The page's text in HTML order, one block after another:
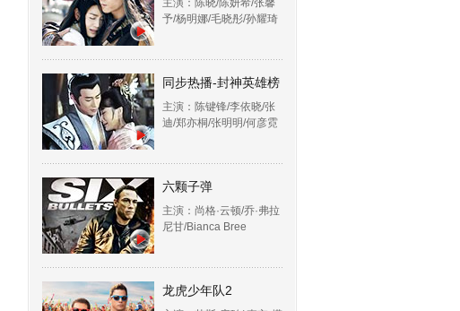
主演：陈晓/陈妍希/张馨
予/杨明娜/毛晓彤/孙耀琦
同步热播-封神英雄榜
主演：陈键锋/李依晓/张
迪/郑亦桐/张明明/何彦霓
六颗子弹
主演：尚格·云顿/乔·弗拉
尼甘/Bianca Bree
龙虎少年队2